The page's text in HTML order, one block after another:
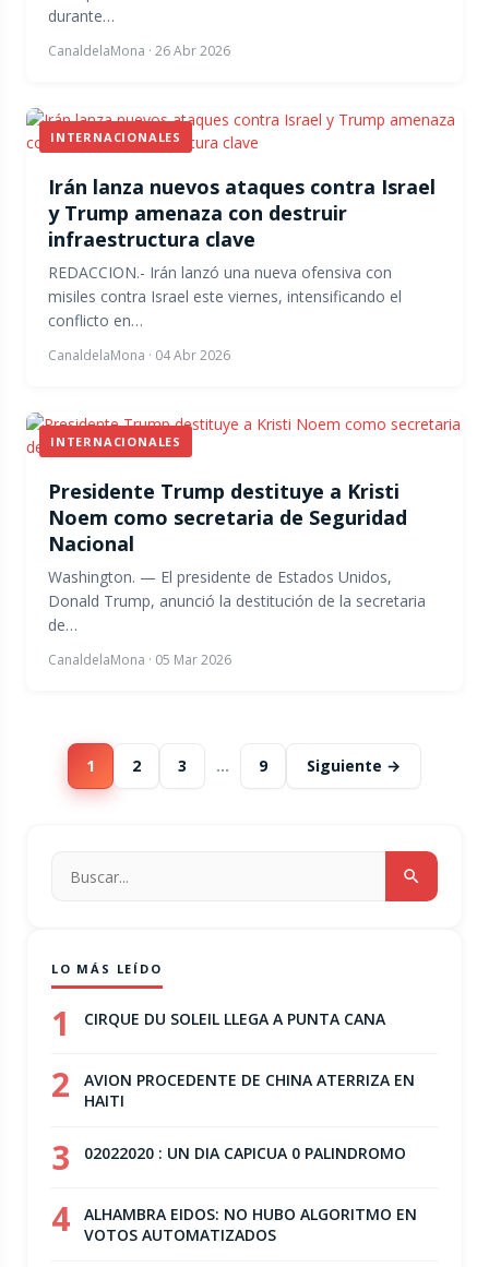
durante…
CanaldelaMona · 26 Abr 2026
INTERNACIONALES
Irán lanza nuevos ataques contra Israel
y Trump amenaza con destruir
infraestructura clave
REDACCION.- Irán lanzó una nueva ofensiva con
misiles contra Israel este viernes, intensificando el
conflicto en…
CanaldelaMona · 04 Abr 2026
INTERNACIONALES
Presidente Trump destituye a Kristi
Noem como secretaria de Seguridad
Nacional
Washington. — El presidente de Estados Unidos,
Donald Trump, anunció la destitución de la secretaria
de…
CanaldelaMona · 05 Mar 2026
1 2 3 … 9 Siguiente →
LO MÁS LEÍDO
1 CIRQUE DU SOLEIL LLEGA A PUNTA CANA
2
AVION PROCEDENTE DE CHINA ATERRIZA EN
HAITI
3 02022020 : UN DIA CAPICUA 0 PALINDROMO
4
ALHAMBRA EIDOS: NO HUBO ALGORITMO EN
VOTOS AUTOMATIZADOS